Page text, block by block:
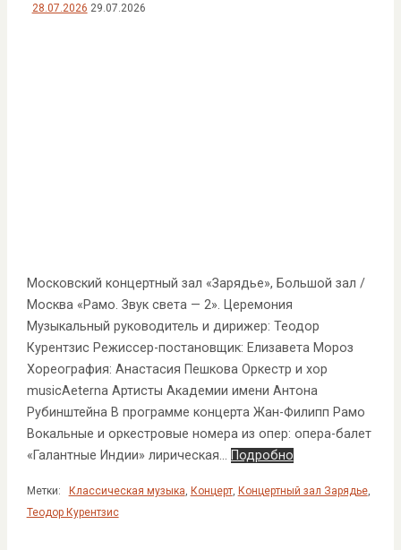
28.07.2026 29.07.2026
Московский концертный зал «Зарядье», Большой зал /
Москва «Рамо. Звук света — 2». Церемония
Музыкальный руководитель и дирижер: Теодор
Курентзис Режиссер-постановщик: Елизавета Мороз
Хореография: Анастасия Пешкова Оркестр и хор
musicAeterna Артисты Академии имени Антона
Рубинштейна В программе концерта Жан-Филипп Рамо
Вокальные и оркестровые номера из опер: опера-балет
«Галантные Индии» лирическая… Подробно
Метки: Классическая музыка Концерт, Концертный зал Зарядье,
Теодор Курентзис